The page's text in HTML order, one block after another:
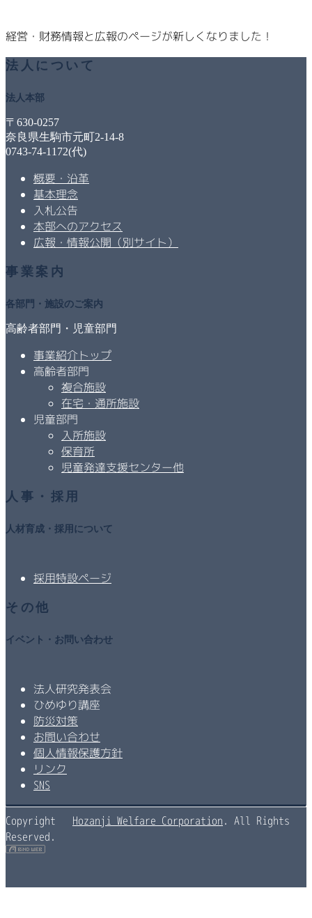
経営・財務情報と広報のページが新しくなりました！
法人について
法人本部
〒630-0257
奈良県生駒市元町2-14-8
0743-74-1172(代)
概要・沿革
基本理念
入札公告
本部へのアクセス
広報・情報公開（別サイト）
事業案内
各部門・施設のご案内
高齢者部門・児童部門
事業紹介トップ
高齢者部門
複合施設
在宅・通所施設
児童部門
入所施設
保育所
児童発達支援センター他
人事・採用
人材育成・採用について
採用特設ページ
その他
イベント・お問い合わせ
法人研究発表会
ひめゆり講座
防災対策
お問い合わせ
個人情報保護方針
リンク
SNS
Copyright Hozanji Welfare Corporation. All Rights
Reserved.